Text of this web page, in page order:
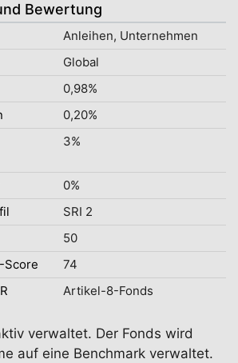
Bewertung
Anleihen, Unternehmen
Global
0,98%
0,20%
3%
0%
SRI 2
50
Score
74
Artikel-8-Fonds
verwaltet. Der Fonds wird
auf eine Benchmark verwaltet.